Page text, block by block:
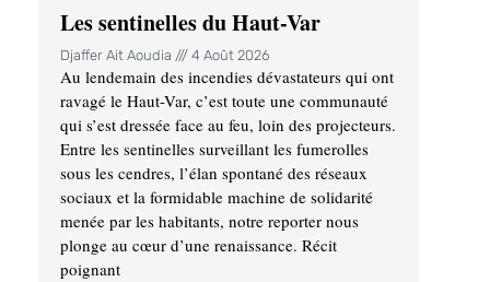
Les sentinelles du Haut-Var
Djaffer Ait Aoudia 4 Août 2026
Au lendemain des incendies dévastateurs qui ont
ravagé le Haut-Var, c’est toute une communauté
qui s’est dressée face au feu, loin des projecteurs.
Entre les sentinelles surveillant les fumerolles
sous les cendres, l’élan spontané des réseaux
sociaux et la formidable machine de solidarité
menée par les habitants, notre reporter nous
plonge au cœur d’une renaissance. Récit
poignant